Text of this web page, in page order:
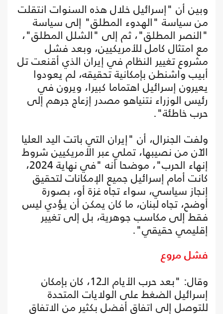
وبين أن "إسرائيل خلال هذه السنوات انتقلت
من سياسة "الهدوء المطلق" إلى سياسة
"النصر المطلق"، ثم إلى "الشلل المطلق"،
مع امتثال كامل للأمريكيين، وبعد فشل
مشروع تغيير النظام في إيران الذي أقنعت تل
أبيب واشنطن بإمكانية تحقيقه، لم يعودوا
يعيرون إسرائيل اهتماما كبيرا، ويرون في
رئيس الوزراء نتنياهو مصدر إزعاج جرهم إلى
حرب خاطئة".
ولفت الجنرال، أن "إيران التي باتت اليد العليا
الآن من نصيبها، تملي عبر الأمريكيين شروط
إنهاء الحرب"، موضحا أنه "في نهاية 2024،
كانت أمام إسرائيل جميع الإمكانات لتحقيق
إنجاز سياسي، سواء تجاه غزة أو، بصورة
أوضح، تجاه لبنان، ما كان يمكن أن يؤدي ليس
فقط إلى مكاسب جوهرية، بل إلى تغيير
إقليمي حقيقي".
فشل مروع
وقال: "بعد حرب الأيام الـ12، كان بإمكان
إسرائيل الضغط على الولايات المتحدة
للتوصل إلى اتفاق أفضل بكثير من الاتفاق